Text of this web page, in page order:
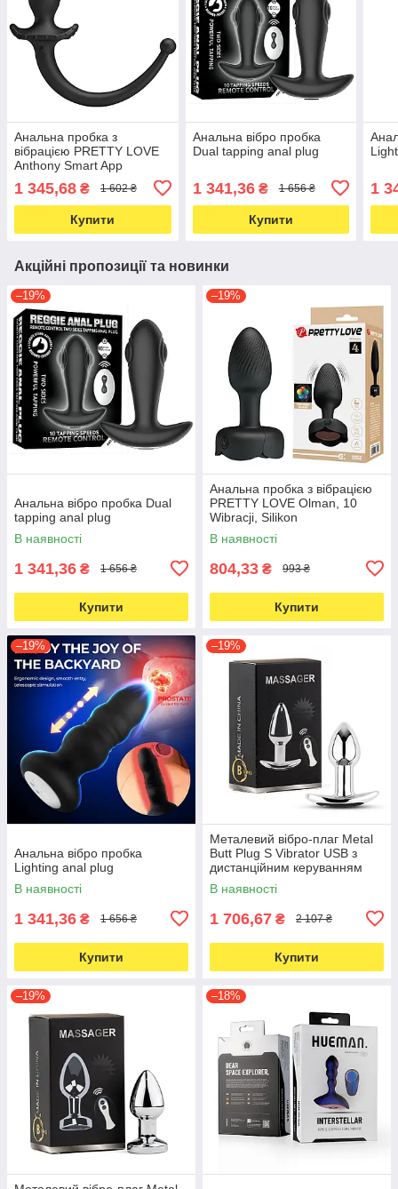
Анальна пробка з
вібрацією PRETTY LOVE
Anthony Smart App
1 345,68 ₴ 1 602 ₴
Купити
Анальна вібро пробка
Dual tapping anal plug
1 341,36₴ 1 656 ₴
Купити
1
Акційні пропозиції та новинки
–19%
Анальна вібро пробка Dual
tapping anal plug
В наявності
1 341,36 ₴ 1 656 ₴
Купити
–19%
Анальна пробка з вібрацією
PRETTY LOVE Olman, 10
Wibracji, Silikon
В наявності
804,33 ₴ 993 ₴
Купити
–19%
Анальна вібро пробка
Lighting anal plug
В наявності
1 341,36 ₴ 1 656 ₴
Купити
–19%
Металевий вібро-плаг Metal
Butt Plug S Vibrator USB з
дистанційним керуванням
В наявності
1 706,67 ₴ 2 107 ₴
Купити
–19% –18%